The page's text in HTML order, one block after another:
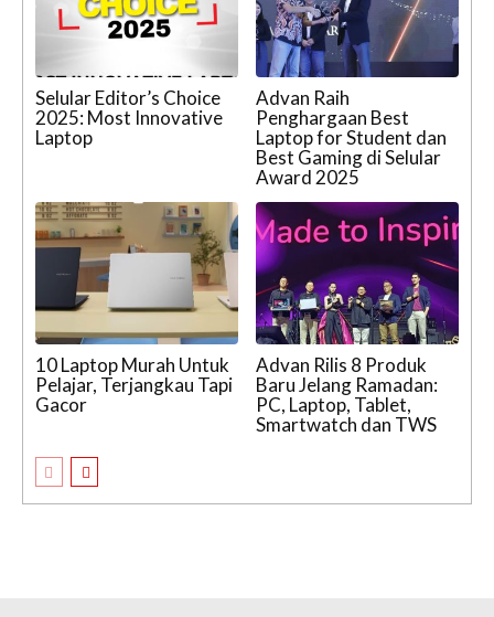
Selular Editor’s Choice
2025: Most Innovative
Laptop
Advan Raih
Penghargaan Best
Laptop for Student dan
Best Gaming di Selular
Award 2025
10 Laptop Murah Untuk
Pelajar, Terjangkau Tapi
Gacor
Advan Rilis 8 Produk
Baru Jelang Ramadan:
PC, Laptop, Tablet,
Smartwatch dan TWS